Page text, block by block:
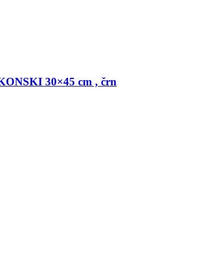
30×45 cm , črn